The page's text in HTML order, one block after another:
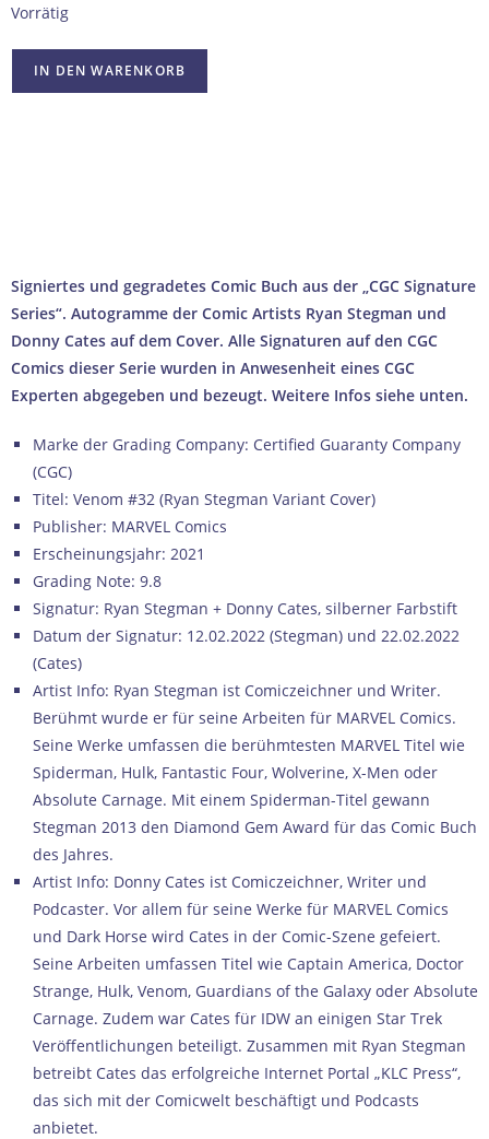
Vorrätig
IN DEN WARENKORB
Signiertes und gegradetes Comic Buch aus der „CGC Signature
Series“. Autogramme der Comic Artists Ryan Stegman und
Donny Cates auf dem Cover. Alle Signaturen auf den CGC
Comics dieser Serie wurden in Anwesenheit eines CGC
Experten abgegeben und bezeugt. Weitere Infos siehe unten.
Marke der Grading Company: Certified Guaranty Company
(CGC)
Titel: Venom #32 (Ryan Stegman Variant Cover)
Publisher: MARVEL Comics
Erscheinungsjahr: 2021
Grading Note: 9.8
Signatur: Ryan Stegman + Donny Cates, silberner Farbstift
Datum der Signatur: 12.02.2022 (Stegman) und 22.02.2022
(Cates)
Artist Info: Ryan Stegman ist Comiczeichner und Writer.
Berühmt wurde er für seine Arbeiten für MARVEL Comics.
Seine Werke umfassen die berühmtesten MARVEL Titel wie
Spiderman, Hulk, Fantastic Four, Wolverine, X-Men oder
Absolute Carnage. Mit einem Spiderman-Titel gewann
Stegman 2013 den Diamond Gem Award für das Comic Buch
des Jahres.
Artist Info: Donny Cates ist Comiczeichner, Writer und
Podcaster. Vor allem für seine Werke für MARVEL Comics
und Dark Horse wird Cates in der Comic-Szene gefeiert.
Seine Arbeiten umfassen Titel wie Captain America, Doctor
Strange, Hulk, Venom, Guardians of the Galaxy oder Absolute
Carnage. Zudem war Cates für IDW an einigen Star Trek
Veröffentlichungen beteiligt. Zusammen mit Ryan Stegman
betreibt Cates das erfolgreiche Internet Portal „KLC Press“,
das sich mit der Comicwelt beschäftigt und Podcasts
anbietet.